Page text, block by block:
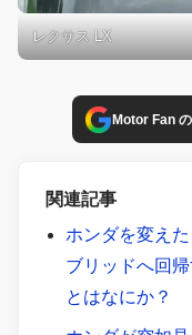
レクサス LX
Motor Fan
関連記事
ホンダを変え
ブリッドへ回
とはなにか？